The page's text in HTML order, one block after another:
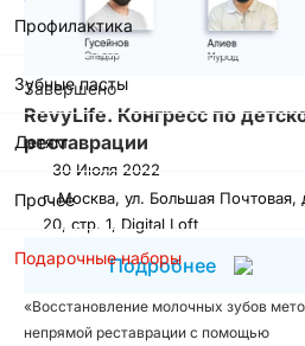
Профилактика
Зубные пасты
Детям
Прочее
Подарочные наборы
Завершено
RevyLife. Конгресс по
реставрации
30 Июля 2022
г. Москва, ул. Большая Почтовая,
20, стр. 1, Digital Loft
Подробнее
«Восстановление молочных зубов
непрямой реставрации с помощью